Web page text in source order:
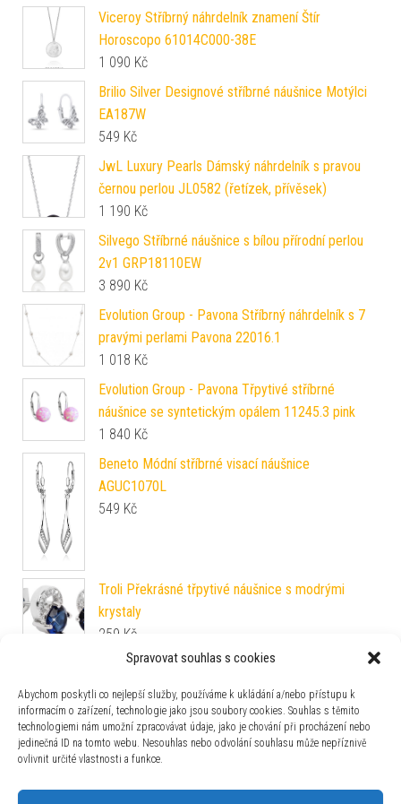
Spravovat souhlas s cookies
Abychom poskytli co nejlepší služby, používáme k ukládání a/nebo přístupu k
informacím o zařízení, technologie jako jsou soubory cookies. Souhlas s těmito
technologiemi nám umožní zpracovávat údaje, jako je chování při procházení nebo
jedinečná ID na tomto webu. Nesouhlas nebo odvolání souhlasu může nepříznivě
ovlivnit určité vlastnosti a funkce.
Viceroy Stříbrný náhrdelník znamení Štír
Horoscopo 61014C000-38E
1 090 Kč
Brilio Silver Designové stříbrné náušnice Motýlci
EA187W
549 Kč
JwL Luxury Pearls Dámský náhrdelník s pravou
černou perlou JL0582 (řetízek, přívěsek)
1 190 Kč
Silvego Stříbrné náušnice s bílou přírodní perlou
2v1 GRP18110EW
3 890 Kč
Evolution Group - Pavona Stříbrný náhrdelník s 7
pravými perlami Pavona 22016.1
1 018 Kč
Evolution Group - Pavona Třpytivé stříbrné
náušnice se syntetickým opálem 11245.3 pink
1 840 Kč
Beneto Módní stříbrné visací náušnice
AGUC1070L
549 Kč
Troli Překrásné třpytivé náušnice s modrými
krystaly
259 Kč
Preciosa Stříbrné náušnice s krystalem Iris 6079
1 895Kč
Troli Módní ocelové náušnice Superman KS-136
279 Kč